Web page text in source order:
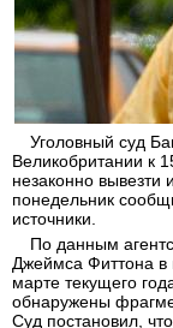
Уголовный суд
Великобритании к
незаконно
понедельник
источники.
По данным
Джеймса Фиттона в
марте текущего
обнаружены
Суд постановил,